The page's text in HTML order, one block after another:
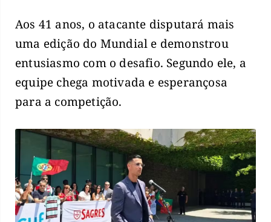
Aos 41 anos, o atacante disputará mais
uma edição do Mundial e demonstrou
entusiasmo com o desafio. Segundo ele, a
equipe chega motivada e esperançosa
para a competição.